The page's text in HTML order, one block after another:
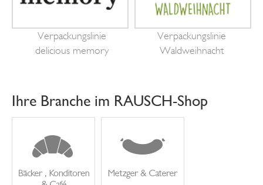
Verpackungslinie
delicious memory
Verpackungslinie
Waldweihnacht
Ihre Branche im RAUSCH-Shop